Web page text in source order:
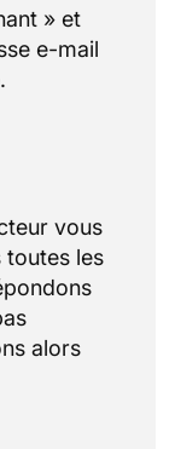
» et
e-mail
vous
toutes les
alors